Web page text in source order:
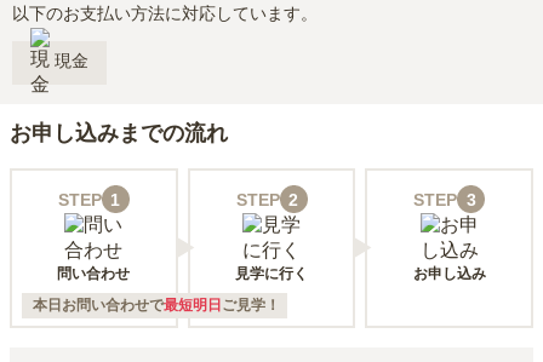
以下のお支払い方法に対応しています。
現金
お申し込みまでの流れ
STEP 1
問い合わせ
STEP 2
見学に行く
STEP 3
お申し込み
本日お問い合わせで最短明日 ご見学！